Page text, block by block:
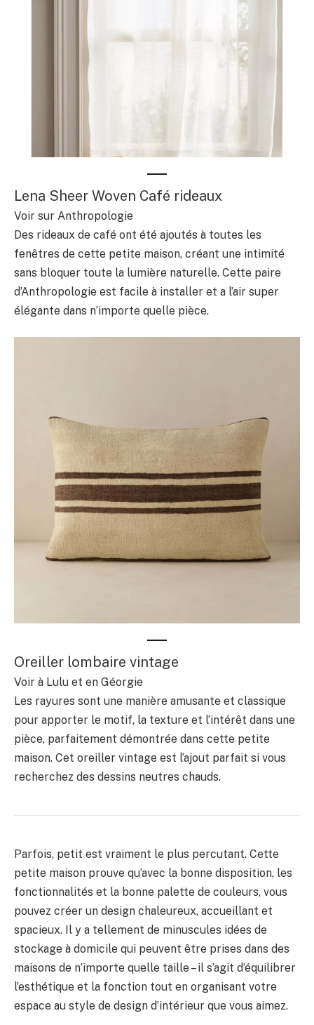
Lena Sheer Woven Café rideaux
Voir sur Anthropologie
Des rideaux de café ont été ajoutés à toutes les
fenêtres de cette petite maison, créant une intimité
sans bloquer toute la lumière naturelle. Cette paire
d’Anthropologie est facile à installer et a l’air super
élégante dans n’importe quelle pièce.
Oreiller lombaire vintage
Voir à Lulu et en Géorgie
Les rayures sont une manière amusante et classique
pour apporter le motif, la texture et l’intérêt dans une
pièce, parfaitement démontrée dans cette petite
maison. Cet oreiller vintage est l’ajout parfait si vous
recherchez des dessins neutres chauds.
Parfois, petit est vraiment le plus percutant. Cette
petite maison prouve qu’avec la bonne disposition, les
fonctionnalités et la bonne palette de couleurs, vous
pouvez créer un design chaleureux, accueillant et
spacieux. Il y a tellement de minuscules idées de
stockage à domicile qui peuvent être prises dans des
maisons de n’importe quelle taille – il s’agit d’équilibrer
l’esthétique et la fonction tout en organisant votre
espace au style de design d’intérieur que vous aimez.